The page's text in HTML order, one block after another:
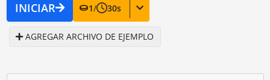
INICIAR 1/ 30s
AGREGAR ARCHIVO DE EJEMPLO